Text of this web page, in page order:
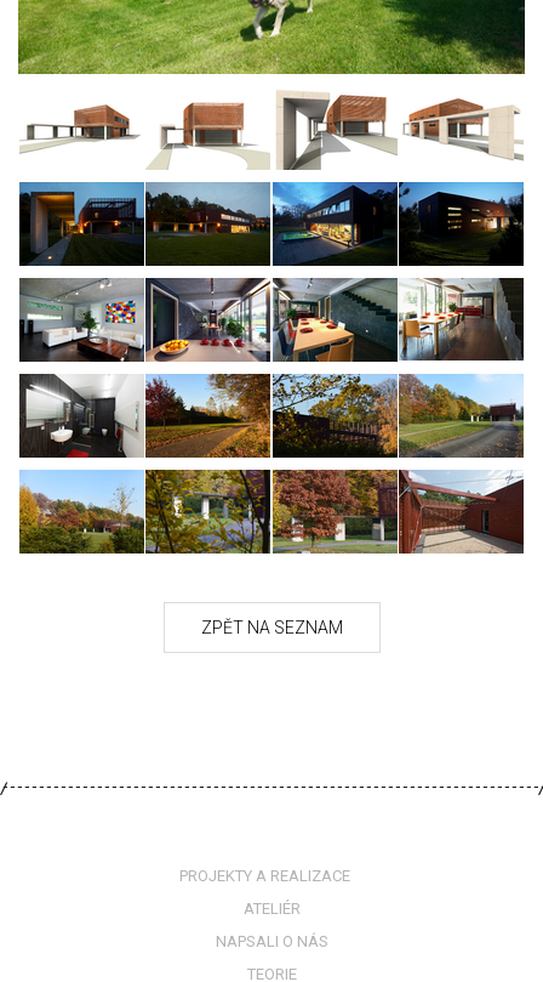
PROJEKTY A REALIZACE
ATELIÉR
NAPSALI O NÁS
TEORIE